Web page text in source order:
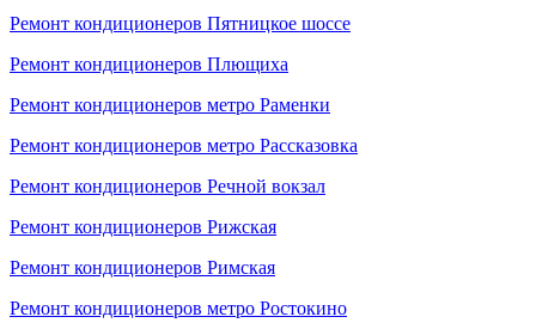
Ремонт кондиционеров Пятницкое шоссе
Ремонт кондиционеров Плющиха
Ремонт кондиционеров метро Раменки
Ремонт кондиционеров метро Рассказовка
Ремонт кондиционеров Речной вокзал
Ремонт кондиционеров Рижская
Ремонт кондиционеров Римская
Ремонт кондиционеров метро Ростокино